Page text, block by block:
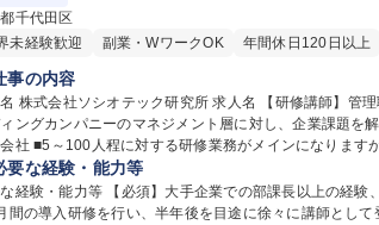
千代田区
未経験歓迎
副業・WワークOK 年間休日120日以上
事の内容
テック研究所 求人名 【研修講師】管理職経験を次のキャリアへ/大手企業の次世代リーダーを育てる 仕事の内容 クライアントである日本を代表するリ
ングカンパニーのマネジメント層に対し、企業課題を
改善すべき点などがあれば社内の営業担当に共有し、改善に向けた提案にも関わるこ
ります。講師として登壇する場所によっては、出張が
を活かしていただけます。 募集職種 【研修
要な経験・能力等
経験・能力等 【必須】大手企業での部課長以上の経験、
間の導入研修を行い、半年後を目途に徐々に講師とし